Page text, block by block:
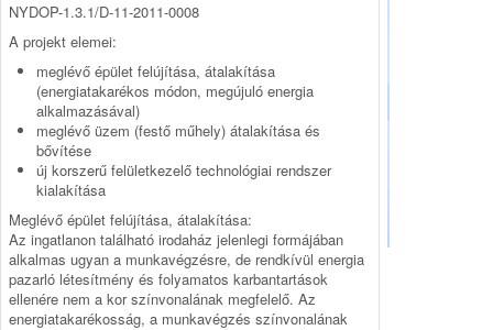
NYDOP-1.3.1/D-11-2011-0008
A projekt elemei:
meglévő épület felújítása, átalakítása
(energiatakarékos módon, megújuló energia
alkalmazásával)
meglévő üzem (festő műhely) átalakítása és
bővítése
új korszerű felületkezelő technológiai rendszer
kialakítása
Meglévő épület felújítása, átalakítása:
Az ingatlanon található irodaház jelenlegi formájában
alkalmas ugyan a munkavégzésre, de rendkívül energia
pazarló létesítmény és folyamatos karbantartások
ellenére nem a kor színvonalának megfelelő. Az
energiatakarékosság, a munkavégzés színvonalának